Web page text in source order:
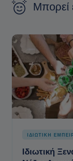
Μπορεί
ΙΔΙΩΤΙΚΗ
Ιδιωτική